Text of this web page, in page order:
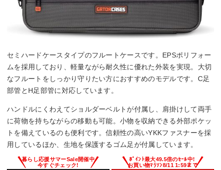
セミハードケースタイプのフルートケースです。EPSポリフォー
ムを採用しており、軽量ながら耐久性に優れた外装を実現。大切
なフルートをしっかり守りたい方におすすめのモデルです。C足
部管とH足部管に対応しています。
ハンドルにくわえてショルダーベルトが付属し、肩掛けして両手
に荷物を持ちながらの移動も可能。小物を収納できる外部ポケッ
トを備えているのも便利です。信頼性の高いYKKファスナーを採
用しているほか、生地を保護するゴム足が付属しています。